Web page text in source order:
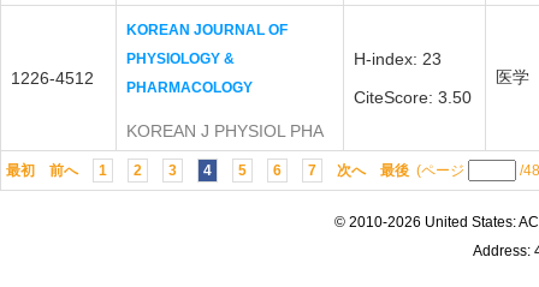
1226-4512
KOREAN JOURNAL OF
PHYSIOLOGY &
PHARMACOLOGY
KOREAN J PHYSIOL PHA
H-index: 23
CiteScore: 3.50
医学
最初 前へ 1 2 3 4 5 6 7 次へ 最後 (ページ /
© 2010-2026 United States:
Address: